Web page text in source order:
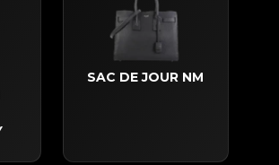
SAC DE JOUR NM